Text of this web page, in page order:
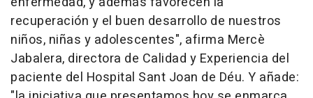
recuperación y el buen desarrollo de nuestros
niños, niñas y adolescentes", afirma Mercè
Jabalera, directora de Calidad y Experiencia del
paciente del Hospital Sant Joan de Déu. Y añade: